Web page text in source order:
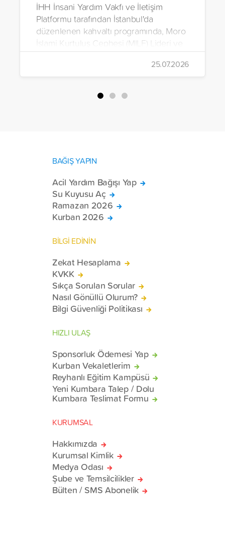
İHH İnsani Yardım Vakfı ve İletişim
Platformu tarafından İstanbul'da
düzenlenen kahvaltı programında, Moro
İslami Kurtuluş Cephesi (MILF) Lideri ve
Bangsamoro Özerk Bölgesi Kurucu
Başbakanı Hacı Murad İbrahim, medya
mensuplarıyla bir araya geldi.
25.07.2026
BAĞIŞ YAPIN
Acil Yardım Bağışı Yap
Su Kuyusu Aç
Ramazan 2026
Kurban 2026
BİLGİ EDİNİN
Zekat Hesaplama
KVKK
Sıkça Sorulan Sorular
Nasıl Gönüllü Olurum?
Bilgi Güvenliği Politikası
HIZLI ULAŞ
Sponsorluk Ödemesi Yap
Kurban Vekaletlerim
Reyhanlı Eğitim Kampüsü
Yeni Kumbara Talep / Dolu
Kumbara Teslimat Formu
KURUMSAL
Hakkımızda
Kurumsal Kimlik
Medya Odası
Şube ve Temsilcilikler
Bülten / SMS Abonelik